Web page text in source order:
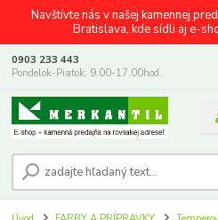
Navštívte nás v našej kamennej
Bratislava, kde sídli aj e-
0903 233 443
Pondelok-Piatok: 9.00-17.00hod.